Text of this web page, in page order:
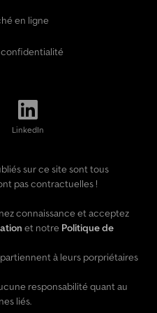
cellule *receveur de douche
*plafond Soft Touch
extérieur LED "XL"
dans la soute (anneaux acier)
portes de soute *fenêtres
Les photos présentées sont à
concessionnaire officiel,
: Dsdpfsycn Elsx Af
en ligne
LinkedIn
sur ce site sont tous
pas contractuelles !
connaissance et acceptez
et notre Politique de
à leurs porpriétaires
responsabilité quant au
liés.